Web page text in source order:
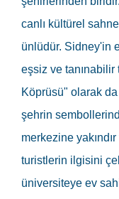
canlı kültürel
ünlüdür. Sidney'in
eşsiz ve tanınabilir
Köprüsü" olarak
şehrin
merkezine
turistlerin ilgisini
üniversiteye ev